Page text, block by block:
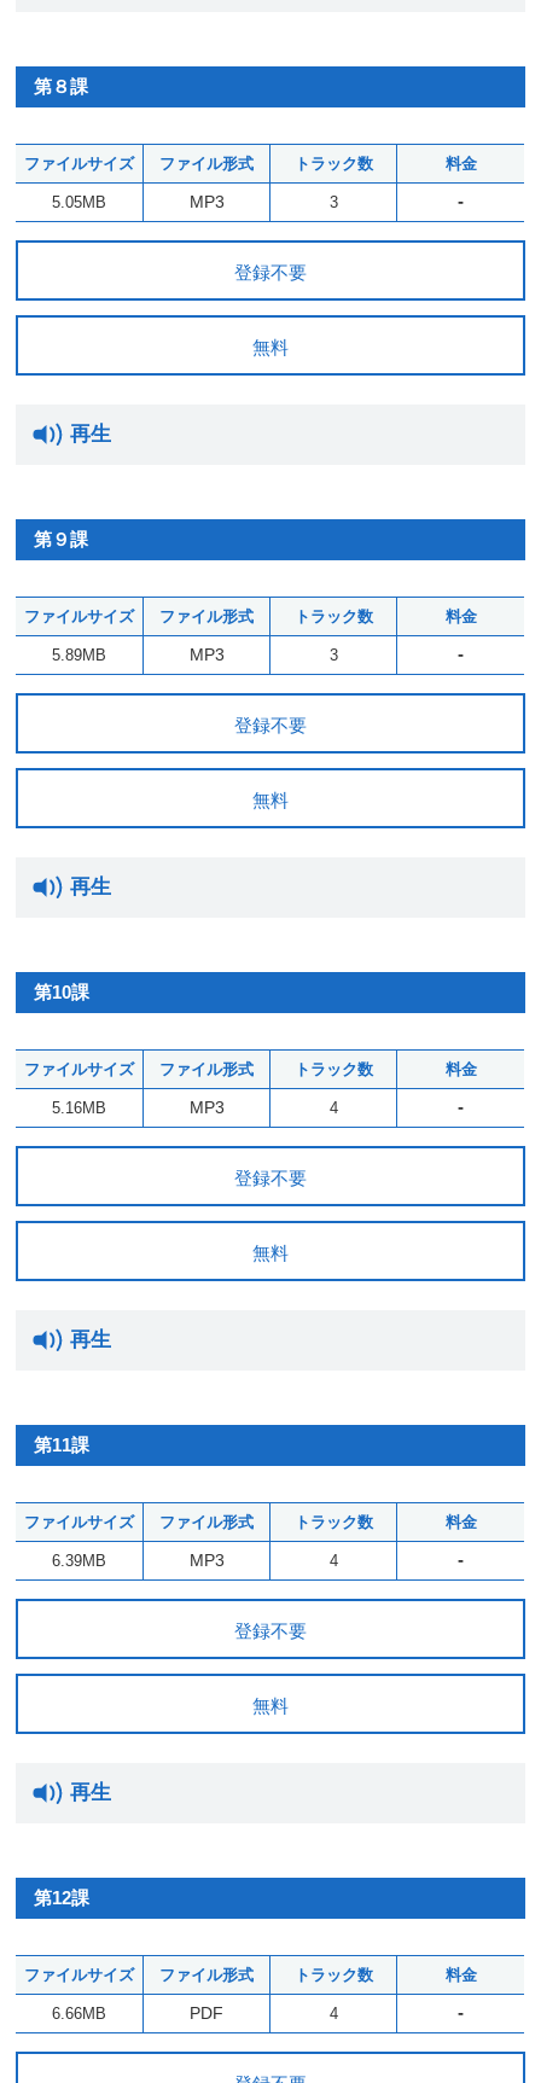
第８課
ファイルサイズ ファイル形式 トラック数 料金
5.05MB MP3 3 -
登録不要
無料
再生
第９課
ファイルサイズ ファイル形式 トラック数 料金
5.89MB MP3 3 -
登録不要
無料
再生
第10課
ファイルサイズ ファイル形式 トラック数 料金
5.16MB MP3 4 -
登録不要
無料
再生
第11課
ファイルサイズ ファイル形式 トラック数 料金
6.39MB MP3 4 -
登録不要
無料
再生
第12課
ファイルサイズ ファイル形式 トラック数 料金
6.66MB PDF 4 -